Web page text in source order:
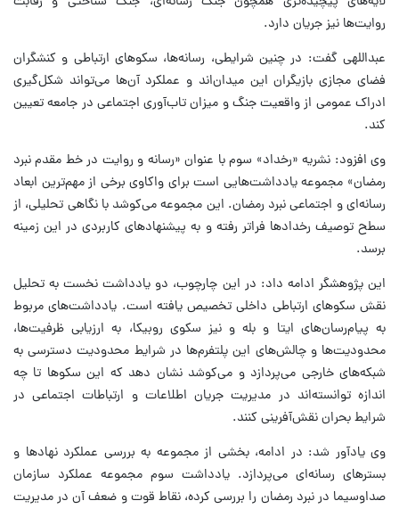
روایت‌ها نیز جریان دارد.
عبداللهی گفت: در چنین شرایطی، رسانه‌ها، سکوهای ارتباطی و کنشگران
فضای مجازی بازیگران این میدان‌اند و عملکرد آن‌ها می‌تواند شکل‌گیری
ادراک عمومی از واقعیت جنگ و میزان تاب‌آوری اجتماعی در جامعه تعیین
کند.
وی افزود: نشریه «رخداد» سوم با عنوان «رسانه و روایت در خط مقدم نبرد
رمضان» مجموعه یادداشت‌هایی است برای واکاوی برخی از مهم‌ترین ابعاد
رسانه‌ای و اجتماعی نبرد رمضان. این مجموعه می‌کوشد با نگاهی تحلیلی، از
سطح توصیف رخدادها فراتر رفته و به پیشنهادهای کاربردی در این زمینه
برسد.
این پژوهشگر ادامه داد: در این چارچوب، دو یادداشت نخست به تحلیل
نقش سکوهای ارتباطی داخلی تخصیص یافته است. یادداشت‌های مربوط
به پیام‌رسان‌های ایتا و بله و نیز سکوی روبیکا، به ارزیابی ظرفیت‌ها،
محدودیت‌ها و چالش‌های این پلتفرم‌ها در شرایط محدودیت دسترسی به
شبکه‌های خارجی می‌پردازد و می‌کوشد نشان دهد که این سکوها تا چه
اندازه توانسته‌اند در مدیریت جریان اطلاعات و ارتباطات اجتماعی در
شرایط بحران نقش‌آفرینی کنند.
وی یادآور شد: در ادامه، بخشی از مجموعه به بررسی عملکرد نهادها و
بسترهای رسانه‌ای می‌پردازد. یادداشت سوم مجموعه عملکرد سازمان
صداوسیما در نبرد رمضان را بررسی کرده، نقاط قوت و ضعف آن در مدیریت